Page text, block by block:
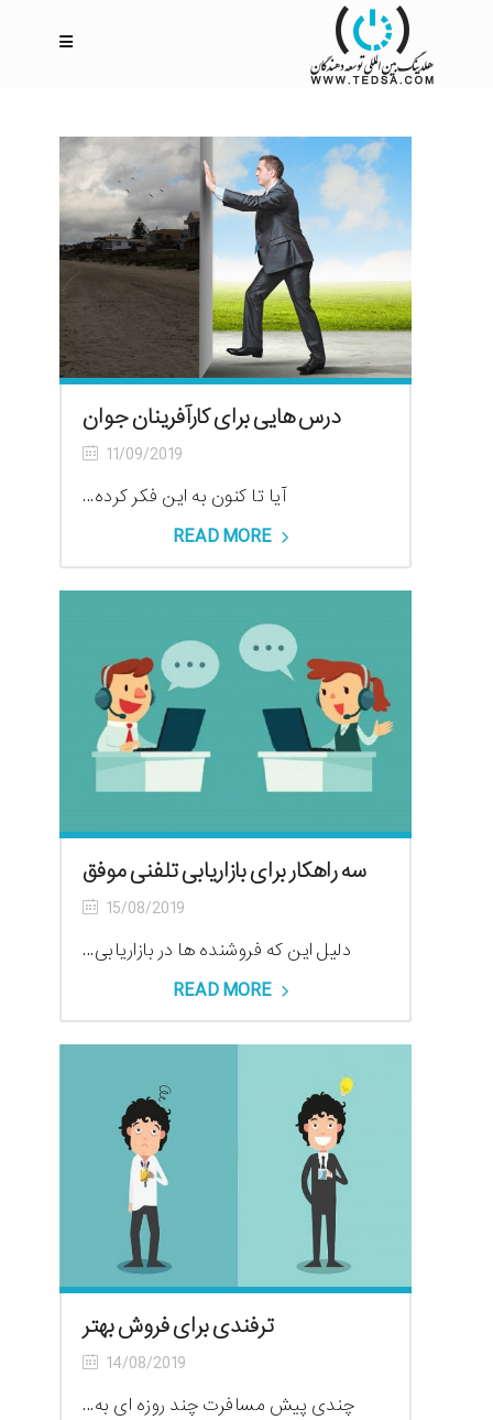
درس هایی برای کارآفرینان جوان
11/09/2019
آیا تا کنون به این فکر کرده...
READ MORE
سه راهکار برای بازاریابی تلفنی موفق
15/08/2019
دلیل این که فروشنده ها در بازاریابی...
READ MORE
ترفندی برای فروش بهتر
14/08/2019
چندی پیش مسافرت چند روزه ای به...